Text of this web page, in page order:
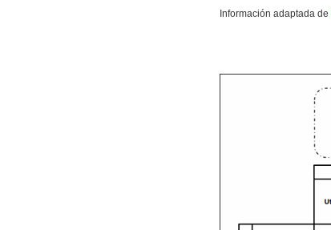
Información adaptada de